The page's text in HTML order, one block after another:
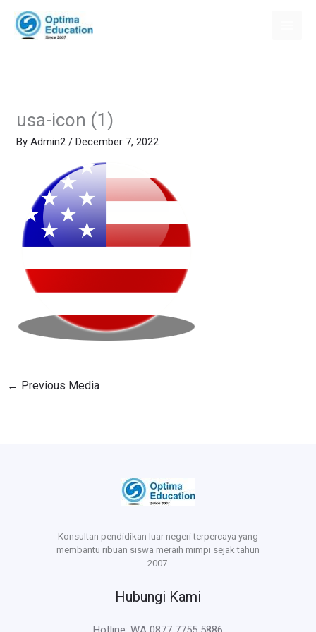
content
usa-icon (1)
ByAdmin2/December 7, 2022
← Previous Media
Konsultan pendidikan luar negeri terpercaya yang
membantu ribuan siswa meraih mimpi sejak tahun
2007.
Hubungi Kami